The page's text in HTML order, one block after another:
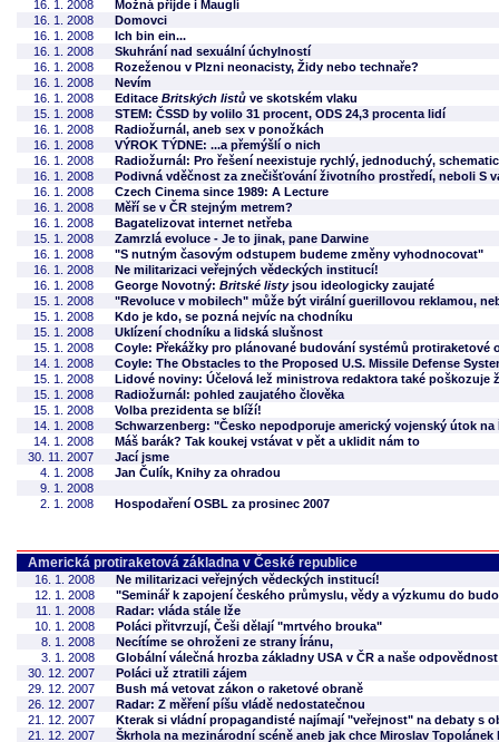
16. 1. 2008
Možná přijde i Mauglí
16. 1. 2008
Domovci
16. 1. 2008
Ich bin ein...
16. 1. 2008
Skuhrání nad sexuální úchylností
16. 1. 2008
Rozeženou v Plzni neonacisty, Židy nebo technaře?
16. 1. 2008
Nevím
16. 1. 2008
Editace Britských listů ve skotském vlaku
15. 1. 2008
STEM: ČSSD by volilo 31 procent, ODS 24,3 procenta lidí
16. 1. 2008
Radiožurnál, aneb sex v ponožkách
16. 1. 2008
VÝROK TÝDNE: ...a přemýšlí o nich
16. 1. 2008
Radiožurnál: Pro řešení neexistuje rychlý, jednoduchý,
16. 1. 2008
Podivná vděčnost za znečišťování životního prostředí, neboli S
16. 1. 2008
Czech Cinema since 1989: A Lecture
16. 1. 2008
Měří se v ČR stejným metrem?
16. 1. 2008
Bagatelizovat internet netřeba
15. 1. 2008
Zamrzlá evoluce - Je to jinak, pane Darwine
16. 1. 2008
"S nutným časovým odstupem budeme změny vyhodnocovat"
16. 1. 2008
Ne militarizaci veřejných vědeckých institucí!
16. 1. 2008
George Novotný: Britské listyjsou ideologicky zaujaté
15. 1. 2008
"Revoluce v mobilech" může být virální guerillovou reklamou,
15. 1. 2008
Kdo je kdo, se pozná nejvíc na chodníku
15. 1. 2008
Uklízení chodníku a lidská slušnost
15. 1. 2008
Coyle: Překážky pro plánované budování systémů protiraketové
14. 1. 2008
Coyle: The Obstacles to the Proposed U.S. Missile Defense
15. 1. 2008
Lidové noviny: Účelová lež ministrova redaktora také poškozuje
15. 1. 2008
Radiožurnál: pohled zaujatého člověka
15. 1. 2008
Volba prezidenta se blíží!
14. 1. 2008
Schwarzenberg: "Česko nepodporuje americký vojenský útok na
14. 1. 2008
Máš barák? Tak koukej vstávat v pět a uklidit nám to
30. 11. 2007
Jací jsme
4. 1. 2008
Jan Čulík, Knihy za ohradou
9. 1. 2008
2. 1. 2008
Hospodaření OSBL za prosinec 2007
Americká protiraketová základna v České republice
16. 1. 2008
Ne militarizaci veřejných vědeckých institucí!
12. 1. 2008
"Seminář k zapojení českého průmyslu, vědy a výzkumu do
11. 1. 2008
Radar: vláda stále lže
10. 1. 2008
Poláci přitvrzují, Češi dělají "mrtvého brouka"
8. 1. 2008
Necítíme se ohroženi ze strany Íránu,
3. 1. 2008
Globální válečná hrozba základny USA v ČR a naše odpovědnost
30. 12. 2007
Poláci už ztratili zájem
29. 12. 2007
Bush má vetovat zákon o raketové obraně
26. 12. 2007
Radar: Z měření píšu vládě nedostatečnou
21. 12. 2007
Kterak si vládní propagandisté najímají "veřejnost" na debaty s
21. 12. 2007
Škrhola na mezinárodní scéně aneb jak chce Miroslav